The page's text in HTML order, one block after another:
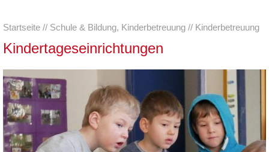
Startseite Schule & Bildung, Kinderbetreuung Kinderbetreuung
Kindertageseinrichtungen